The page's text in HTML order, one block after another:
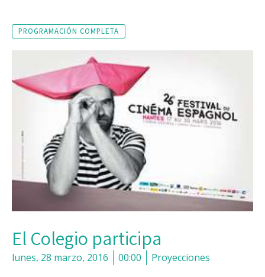
PROGRAMACIÓN COMPLETA
El Colegio participa
lunes, 28 marzo, 2016 00:00 Proyecciones